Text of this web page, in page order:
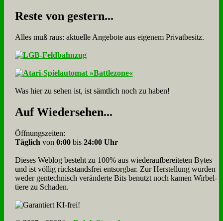
Re­ste von ge­stern...
Alles muß raus: aktuelle An­ge­bo­te aus eigenem Privatbesitz.
Was hier zu sehen ist, ist sämt­lich noch zu haben!
Auf Wie­der­se­hen...
Öffnungszeiten:
Täglich von 0:00bis 24:00 Uhr
Dieses Weblog besteht zu 100% aus wie­der­auf­bereite­ten Bytes
und ist völlig rück­stands­frei ent­sorg­bar. Zur Herstellung wurden
weder gen­tech­nisch veränderte Bits benutzt noch kamen Wir­bel­
tiere zu Scha­den.